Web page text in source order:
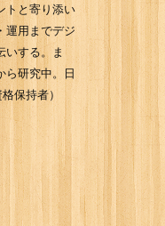
トと寄り添い
運用までデジ
いする。ま
ら研究中。日
保持者）